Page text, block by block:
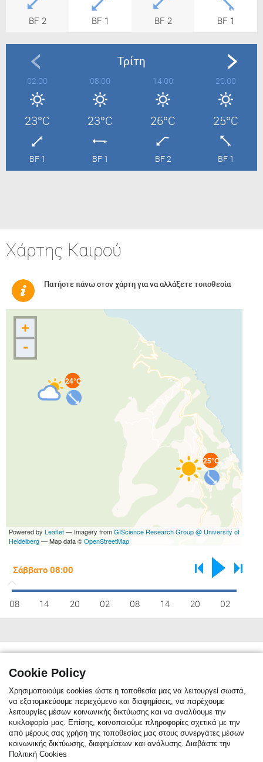
BF 2 BF 1 BF 2 BF 1
Τρίτη
02:00
23°C
BF 1
08:00
23°C
BF 1
14:00
26°C
BF 2
20:00
25°C
BF 1
Χάρτης Καιρού
Πατήστε πάνω στον χάρτη για να αλλάξετε τοποθεσία
24°C
25°C
+
-
Powered by Leaflet— Imagery fromGIScience Research Group @ University of
Heidelberg— Map data ©OpenStreetMap
08 14 20 02 08 14 20 02
Η κλιματική αναφορά δείχνει τη μηνιαία μέση θερμοκρασία. Η κόκκινη
γραμμή είναι η μέση μέγιστη θερμοκρασία, ενώ η μπλε γραμμή είναι η
μέση ελάχιστη θερμοκρασία. Η μπλε στήλες δείχνουν τον μέσο όρο
ημερών/μήνα με βροχόπτωση. Για το τελευταίο εικοσιτετράωρο μέρα
Cookie Policy
Χρησιμοποιούμε cookies ώστε η τοποθεσία μας να λειτουργεί σωστά,
να εξατομικεύουμε περιεχόμενο και διαφημίσεις, να παρέχουμε
λειτουργίες μέσων κοινωνικής δικτύωσης και να αναλύουμε την
κυκλοφορία μας. Επίσης, κοινοποιούμε πληροφορίες σχετικά με την
από μέρους σας χρήση της τοποθεσίας μας στους συνεργάτες μέσων
κοινωνικής δικτύωσης, διαφημίσεων και ανάλυσης. Διαβάστε την
Πολιτική Cookies